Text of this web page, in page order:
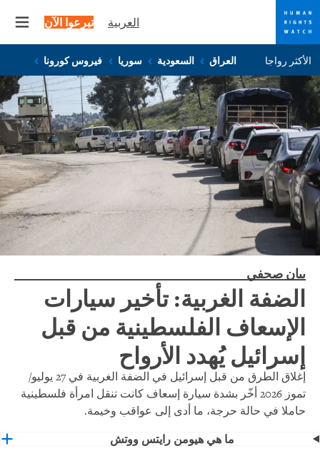
Skip
to
cookie
privacy
notice
Skip
to
main
content
العربية تبرعوا الآن
الأكثر رواجا العراق السعودية سوريا فيروس كورونا
بيان صحفي
الضفة الغربية: تأخير سيارات
الإسعاف الفلسطينية من قبل
إسرائيل يُهدد الأرواح
إغلاق الطرق من قبل إسرائيل في الضفة الغربية في 27 يوليو/
تموز 2026 أخّر بشدة سيارة إسعاف كانت تنقل امرأة فلسطينية
حاملا في حالة حرجة، ما أدى إلى عواقب وخيمة.
ما هي هيومن رايتس ووتش